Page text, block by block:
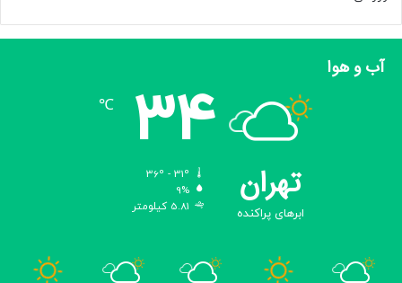
کآب و هوا
تهران
ابرهای پراکنده
34
℃
9%
5.81 کیلومتر